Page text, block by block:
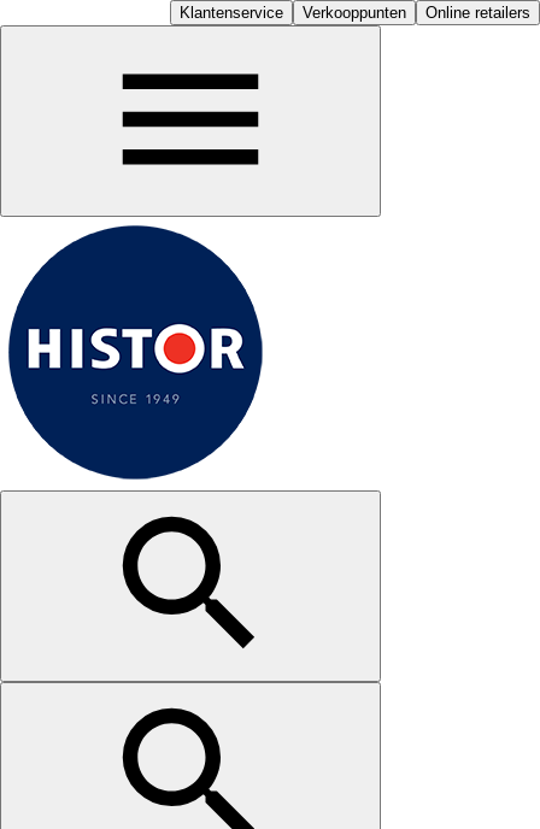
Klantenservice Verkooppunten Online retailers